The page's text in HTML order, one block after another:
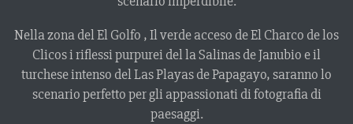
Nella zona del El Golfo , Il verde acceso de El Charco de los
Clicos i riflessi purpurei del la Salinas de Janubio e il
turchese intenso del Las Playas de Papagayo, saranno lo
scenario perfetto per gli appassionati di fotografia di
paesaggi.